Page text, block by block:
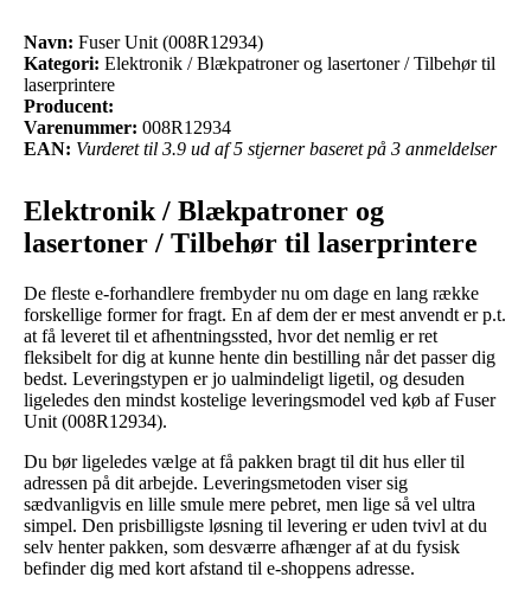
Navn: Fuser Unit (008R12934)
Kategori: Elektronik / Blækpatroner og lasertoner / Tilbehør til
laserprintere
Producent:
Varenummer: 008R12934
EAN: Vurderet til 3.9 ud af 5 stjerner baseret på 3 anmeldelser
Elektronik / Blækpatroner og
lasertoner / Tilbehør til laserprintere
De fleste e-forhandlere frembyder nu om dage en lang række
forskellige former for fragt. En af dem der er mest anvendt er p.t.
at få leveret til et afhentningssted, hvor det nemlig er ret
fleksibelt for dig at kunne hente din bestilling når det passer dig
bedst. Leveringstypen er jo ualmindeligt ligetil, og desuden
ligeledes den mindst kostelige leveringsmodel ved køb af Fuser
Unit (008R12934).
Du bør ligeledes vælge at få pakken bragt til dit hus eller til
adressen på dit arbejde. Leveringsmetoden viser sig
sædvanligvis en lille smule mere pebret, men lige så vel ultra
simpel. Den prisbilligste løsning til levering er uden tvivl at du
selv henter pakken, som desværre afhænger af at du fysisk
befinder dig med kort afstand til e-shoppens adresse.